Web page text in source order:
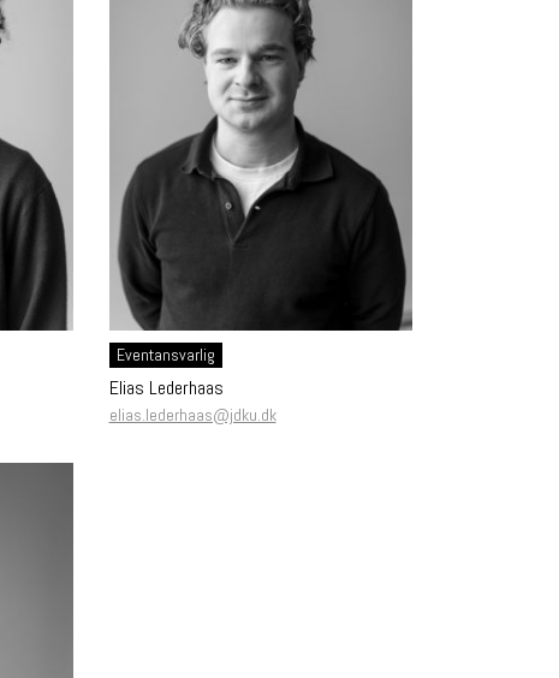
Eventansvarlig
Elias Lederhaas
elias.lederhaas@jdku.dk